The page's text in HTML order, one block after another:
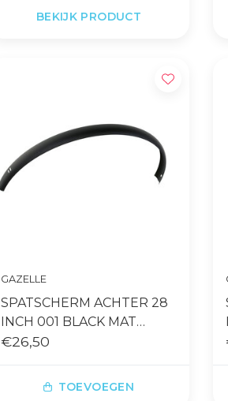
BEKIJK PRODUCT
GAZELLE
SPATSCHERM ACHTER 28
INCH 001 BLACK MAT
ROND PROFIEL
€26,50
TOEVOEGEN